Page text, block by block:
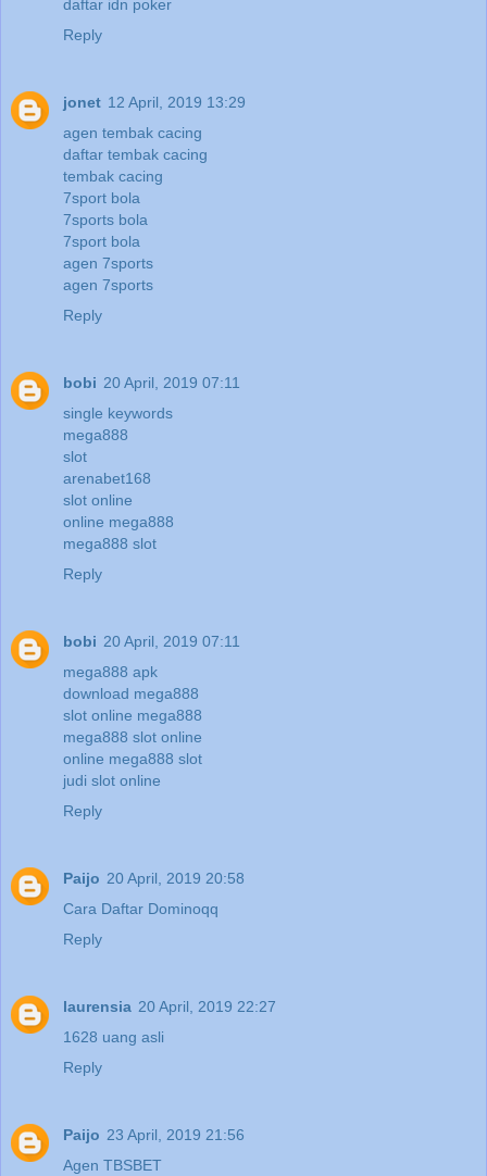
daftar idn poker
Reply
jonet 12 April, 2019 13:29
agen tembak cacing
daftar tembak cacing
tembak cacing
7sport bola
7sports bola
7sport bola
agen 7sports
agen 7sports
Reply
bobi 20 April, 2019 07:11
single keywords
mega888
slot
arenabet168
slot online
online mega888
mega888 slot
Reply
bobi 20 April, 2019 07:11
mega888 apk
download mega888
slot online mega888
mega888 slot online
online mega888 slot
judi slot online
Reply
Paijo 20 April, 2019 20:58
Cara Daftar Dominoqq
Reply
laurensia 20 April, 2019 22:27
1628 uang asli
Reply
Paijo 23 April, 2019 21:56
Agen TBSBET